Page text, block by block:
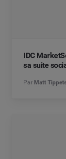
IDC
sa suite
Par Matt